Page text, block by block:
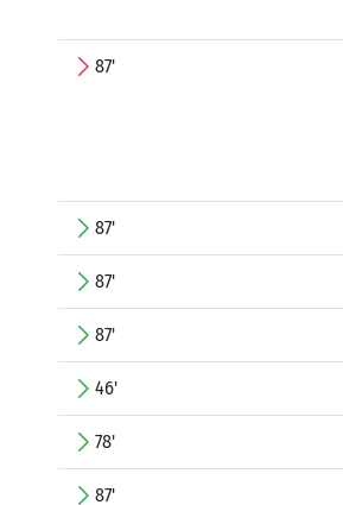
87'
87'
87'
87'
46'
78'
87'